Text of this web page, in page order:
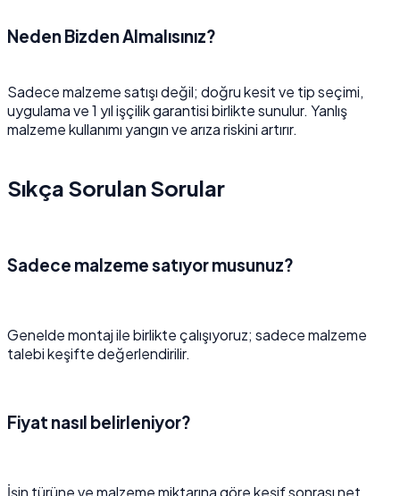
Neden Bizden Almalısınız?
Sadece malzeme satışı değil; doğru kesit ve tip seçimi,
uygulama ve 1 yıl işçilik garantisi birlikte sunulur. Yanlış
malzeme kullanımı yangın ve arıza riskini artırır.
Sıkça Sorulan Sorular
Sadece malzeme satıyor musunuz?
Genelde montaj ile birlikte çalışıyoruz; sadece malzeme
talebi keşifte değerlendirilir.
Fiyat nasıl belirleniyor?
İşin türüne ve malzeme miktarına göre keşif sonrası net